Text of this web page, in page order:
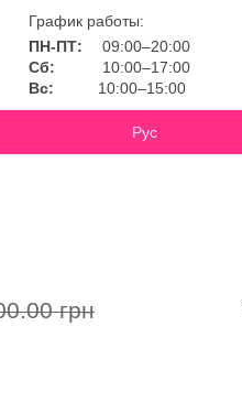
График работы:
ПН-ПТ:
09:00–20:00
Сб:
10:00–17:00
Вс:
10:00–15:00
Рус
грн